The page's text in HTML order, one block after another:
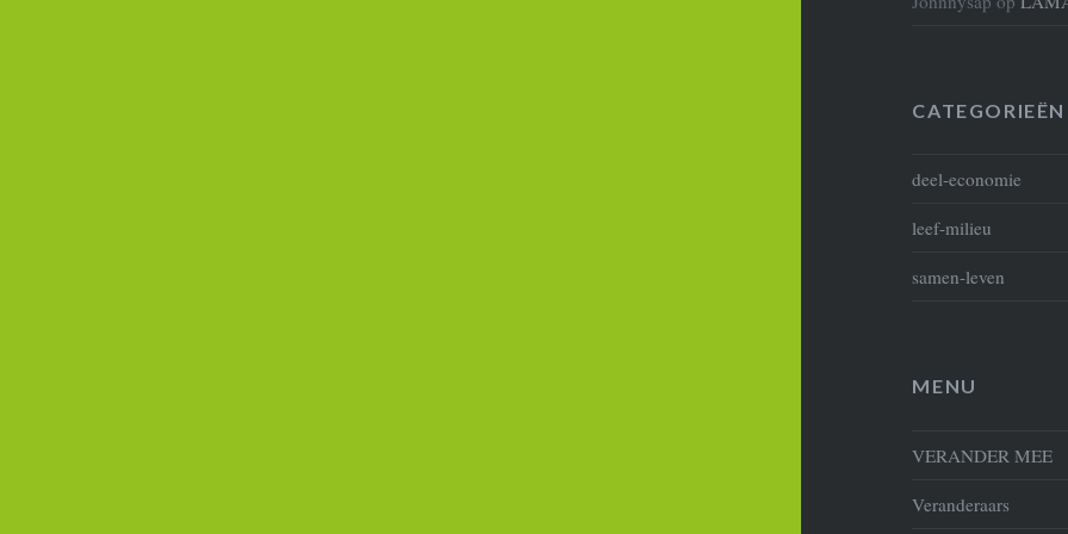
CATEGORIEËN
deel-economie
leef-milieu
samen-leven
MENU
VERANDER MEE
Veranderaars